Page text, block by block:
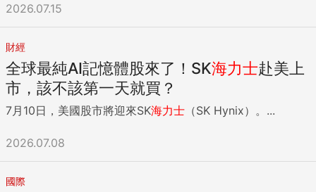
2026.07.15
財經
全球最純AI記憶體股來了！SK海力士赴美上
市，該不該第一天就買？
7月10日，美國股市將迎來SK海力士 （SK Hynix）。...
2026.07.08
國際